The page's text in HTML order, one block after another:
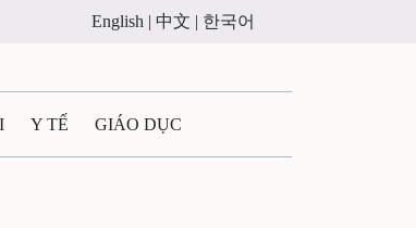
English | 中文 | 한국어
Y TẾ GIÁO DỤC